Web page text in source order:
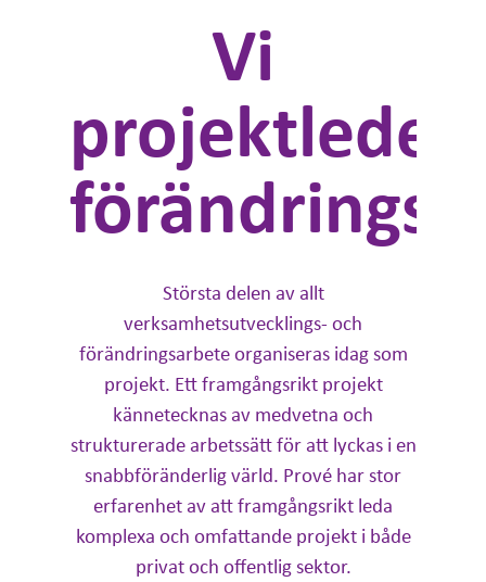
Vi
projektleder
Största delen av allt
verksamhetsutvecklings- och
förändringsarbete organiseras idag som
projekt. Ett framgångsrikt projekt
kännetecknas av medvetna och
strukturerade arbetssätt för att lyckas i en
snabbföränderlig värld. Prové har stor
erfarenhet av att framgångsrikt leda
komplexa och omfattande projekt i både
privat och offentlig sektor.